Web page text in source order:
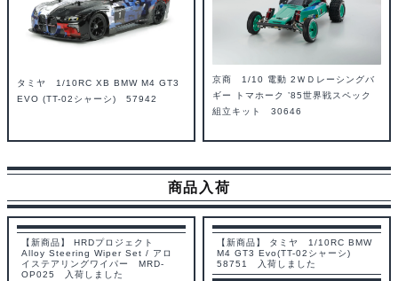
タミヤ 1/10RC XB BMW M4 GT3
EVO (TT-02シャーシ) 57942
京商 1/10 電動 2ＷＤレーシングバ
ギー トマホーク ’85世界戦スペック
組立キット 30646
商品入荷
【新商品】 HRDプロジェクト
Alloy Steering Wiper Set / アロ
イステアリングワイパー MRD-
OP025 入荷しました
【新商品】 タミヤ 1/10RC BMW
M4 GT3 Evo(TT-02シャーシ)
58751 入荷しました